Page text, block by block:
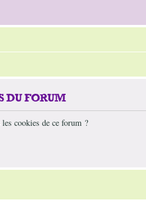
DU FORUM
cookies de ce forum ?